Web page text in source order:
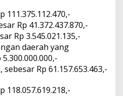
111.375.112.470,-
Rp 41.372.437.870,-
Rp 3.545.021.135,-
daerah yang
Rp 61.157.653.463,-
118.057.619.218,-